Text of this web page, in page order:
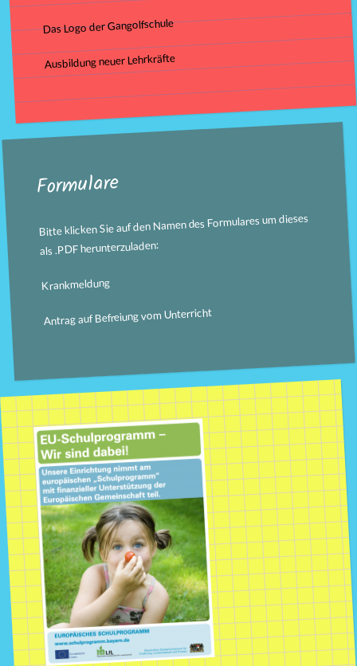
Das Logo der Gangolfschule
Ausbildung neuer Lehrkräfte
Formulare
Bitte klicken Sie auf den Namen des Formulares um dieses
als .PDF herunterzuladen:
Krankmeldung
Antrag auf Befreiung vom Unterricht